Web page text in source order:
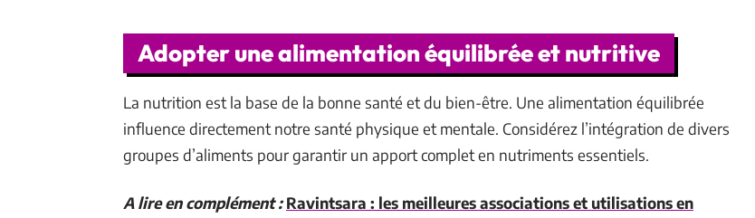
Adopter une alimentation équilibrée et nutritive
La nutrition est la base de la bonne santé et du bien-être. Une alimentation équilibrée
influence directement notre santé physique et mentale. Considérez l’intégration de divers
groupes d’aliments pour garantir un apport complet en nutriments essentiels.
A lire en complément : Ravintsara : les meilleures associations et utilisations en